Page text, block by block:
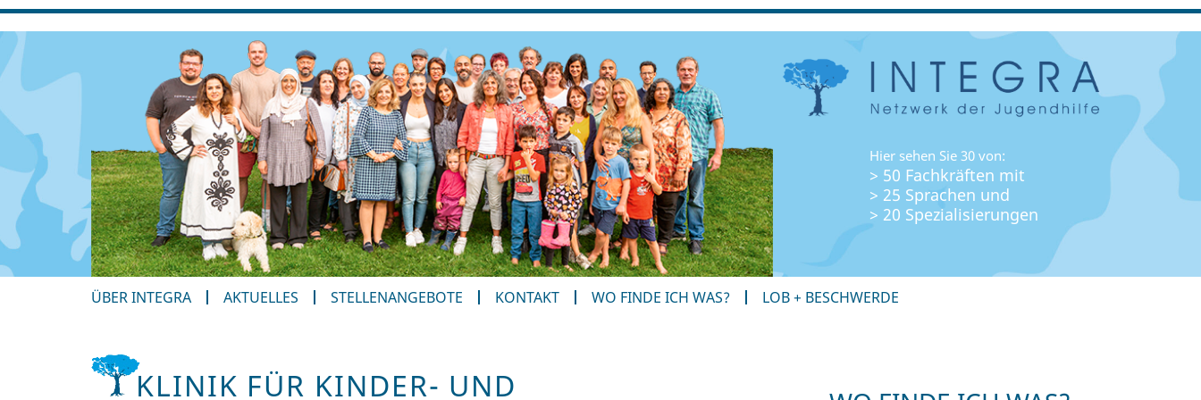
Hier sehen Sie 30 von:
> 50 Fachkräften mit
> 25 Sprachen und
> 20 Spezialisierungen
ÜBER INTEGRA AKTUELLES STELLENANGEBOTE KONTAKT WO FINDE ICH WAS? LOB + BESCHWERDE
KLINIK FÜR KINDER- UND